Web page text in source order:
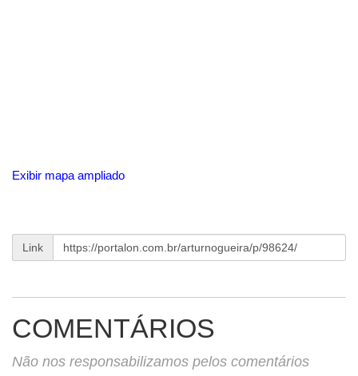
Exibir mapa ampliado
Link
COMENTÁRIOS
Não nos responsabilizamos pelos comentários